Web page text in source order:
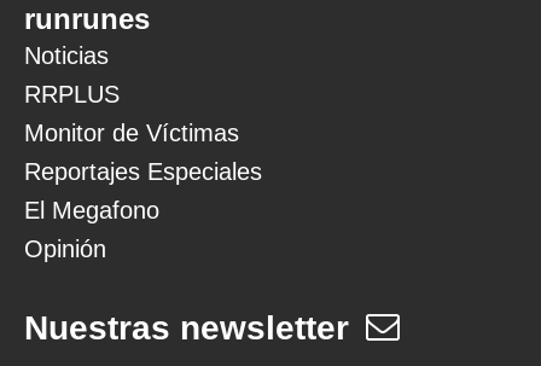
runrunes
Noticias
RRPLUS
Monitor de Víctimas
Reportajes Especiales
El Megafono
Opinión
Nuestras newsletter